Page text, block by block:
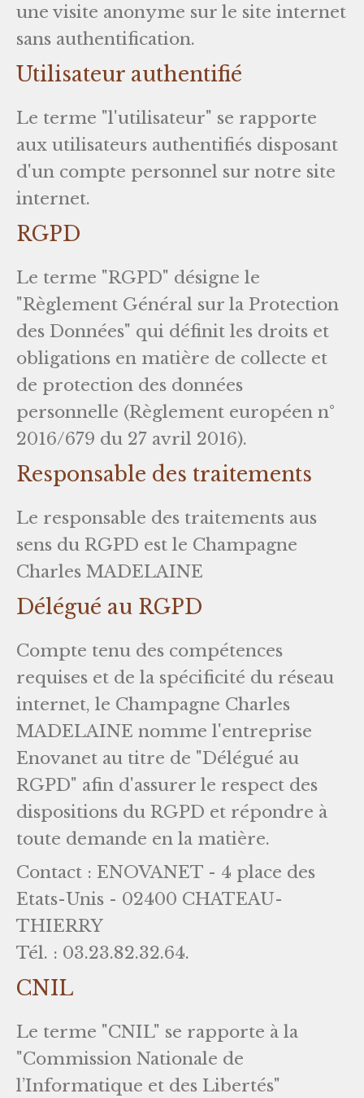
une visite anonyme sur le site internet
sans authentification.
Utilisateur authentifié
Le terme "l'utilisateur" se rapporte
aux utilisateurs authentifiés disposant
d'un compte personnel sur notre site
internet.
RGPD
Le terme "RGPD" désigne le
"Règlement Général sur la Protection
des Données" qui définit les droits et
obligations en matière de collecte et
de protection des données
personnelle (Règlement européen n°
2016/679 du 27 avril 2016).
Responsable des traitements
Le responsable des traitements aus
sens du RGPD est le Champagne
Charles MADELAINE
Délégué au RGPD
Compte tenu des compétences
requises et de la spécificité du réseau
internet, le Champagne Charles
MADELAINE nomme l'entreprise
Enovanet au titre de "Délégué au
RGPD" afin d'assurer le respect des
dispositions du RGPD et répondre à
toute demande en la matière.
Contact : ENOVANET - 4 place des
Etats-Unis - 02400 CHATEAU-
THIERRY
Tél. : 03.23.82.32.64.
CNIL
Le terme "CNIL" se rapporte à la
"Commission Nationale de
l’Informatique et des Libertés"